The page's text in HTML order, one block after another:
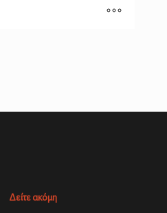
Δείτε ακόμη